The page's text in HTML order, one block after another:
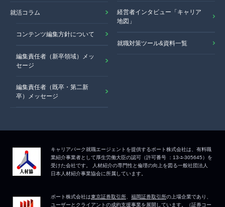
就活コラム
コンテンツ編集方針について
編集責任者（新卒領域）メッ
セージ
編集責任者（既卒・第二新
卒）メッセージ
経営者インタビュー「キャリア
地図」
就職対策ツール&資料一覧